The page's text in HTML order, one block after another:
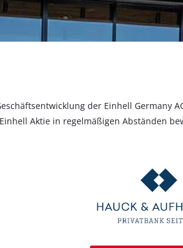
der Einhell Germany
Aktie in regelmäßigen Abständen